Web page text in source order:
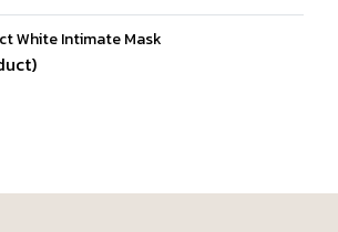
White Intimate Mask